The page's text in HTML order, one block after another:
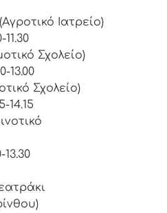
Ιατρείο)
Σχολείο)
13.00
Σχολείο)
14.15
13.30